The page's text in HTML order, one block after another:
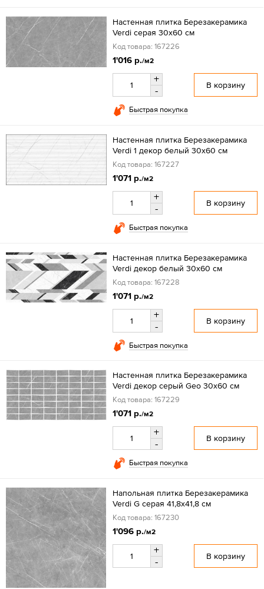
Настенная плитка Березакерамика
Verdi серая 30x60 см
Код товара: 167226
1'016 р./м2
+
-
В корзину
Быстрая покупка
Настенная плитка Березакерамика
Verdi 1 декор белый 30x60 см
Код товара: 167227
1'071 р./м2
+
-
В корзину
Быстрая покупка
Настенная плитка Березакерамика
Verdi декор белый 30x60 см
Код товара: 167228
1'071 р./м2
+
-
В корзину
Быстрая покупка
Настенная плитка Березакерамика
Verdi декор серый Geo 30x60 см
Код товара: 167229
1'071 р./м2
+
-
В корзину
Быстрая покупка
Напольная плитка Березакерамика
Verdi G серая 41,8х41,8 см
Код товара: 167230
1'096 р./м2
+
-
В корзину